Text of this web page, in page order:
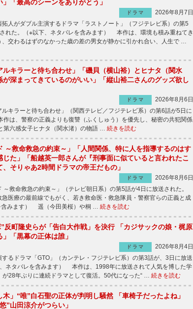
「最高のシーンをありがとう」
ドラマ
2026年8月7日
人がダブル主演するドラマ「ラストノート」（フジテレビ系）の第5
れた。（※以下、ネタバレを含みます） 本作は、環境も積み重ねてき
、交わるはずのなかった歳の差の男女が静かに引かれ合い、人生で …
ルキラーと待ち合わせ」「磯貝（横山裕）とヒナタ（関水
が深まってきているのがいい」「縦山裕二さんのグッズ欲し
ドラマ
2026年8月6日
キラーと待ち合わせ」（関西テレビ／フジテレビ系）の第6話が5日に
は、警察の正義よりも復讐（ふくしゅう）を優先し、秘密の共犯関係
第六感女子ヒナタ（関水渚）の物語 … 続きを読む
～救命救急の約束～」「人間関係、特に人を指導するのはす
じた」「船越英一郎さんが『刑事面に似ていると言われたこ
、そりゃあ2時間ドラマの帝王だもの」
ドラマ
2026年8月6日
救命救急の約束～」（テレビ朝日系）の第5話が4日に放送された。
医療の最前線でもがく、若き救命医・救急隊員・警察官らの正義と成
含みます） 遥（今田美桜）や桐 … 続きを読む
”反町隆史らが「告白大作戦」を決行 「カジサックの娘・梶原
「黒幕の正体は誰」
ドラマ
2026年8月4日
るドラマ「GTO」（カンテレ・フジテレビ系）の第3話が、3日に放送
ネタバレを含みます） 本作は、1998年に放送されて人気を博した学
が28年ぶりに連続ドラマとして復活。50代になった“ … 続きを読む
木」“唯”白石聖の正体が判明し騒然 「車椅子だったよね」
”山田涼介がつらい」